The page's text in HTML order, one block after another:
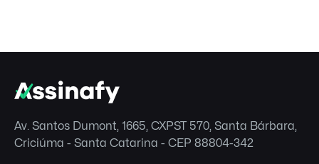
Av. Santos Dumont, 1665, CXPST 570, Santa Bárbara,
Criciúma - Santa Catarina - CEP 88804-342